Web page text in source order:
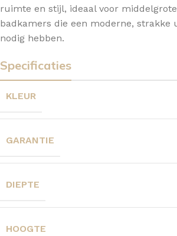
ruimte en stijl, ideaal voor middelgrote
badkamers die een moderne, strakke
nodig hebben.
Specificaties
KLEUR
GARANTIE
DIEPTE
HOOGTE